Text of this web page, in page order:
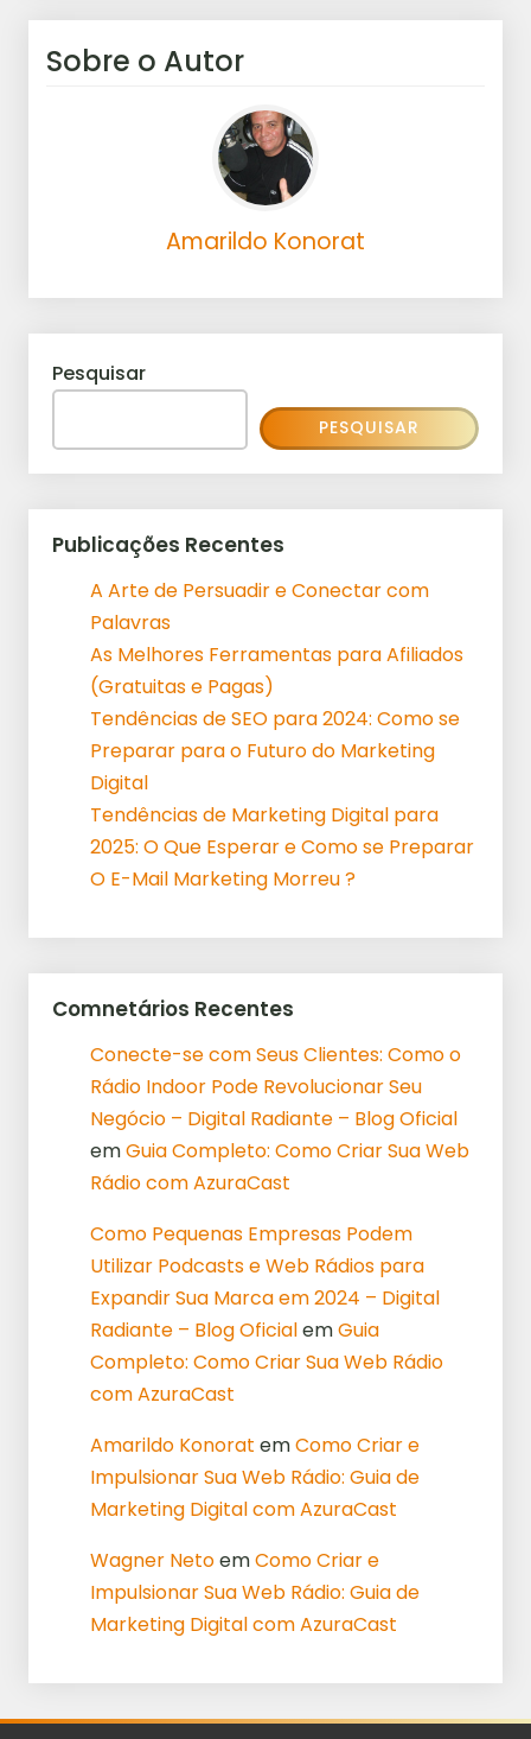
Sobre o Autor
Amarildo Konorat
Pesquisar
PESQUISAR
Publicações Recentes
A Arte de Persuadir e Conectar com
Palavras
As Melhores Ferramentas para Afiliados
(Gratuitas e Pagas)
Tendências de SEO para 2024: Como se
Preparar para o Futuro do Marketing
Digital
Tendências de Marketing Digital para
2025: O Que Esperar e Como se Preparar
O E-Mail Marketing Morreu ?
Comnetários Recentes
Conecte-se com Seus Clientes: Como o
Rádio Indoor Pode Revolucionar Seu
Negócio – Digital Radiante – Blog Oficial
emGuia Completo: Como Criar Sua Web
Rádio com AzuraCast
Como Pequenas Empresas Podem
Utilizar Podcasts e Web Rádios para
Expandir Sua Marca em 2024 – Digital
Radiante – Blog OficialemGuia
Completo: Como Criar Sua Web Rádio
com AzuraCast
Amarildo Konorat emComo Criar e
Impulsionar Sua Web Rádio: Guia de
Marketing Digital com AzuraCast
Wagner NetoemComo Criar e
Impulsionar Sua Web Rádio: Guia de
Marketing Digital com AzuraCast